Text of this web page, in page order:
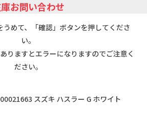
お問い合わせ
めて、「確認」ボタンを押してくださ
い。
りますとエラーになりますのでご注意く
ださい。
スズキ ハスラー G ホワイト